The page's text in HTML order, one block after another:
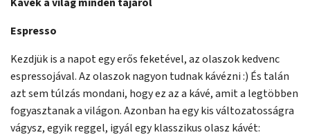
Espresso
Kezdjük is a napot egy erős feketével, az olaszok kedvenc
espressojával. Az olaszok nagyon tudnak kávézni :) És talán
azt sem túlzás mondani, hogy ez az a kávé, amit a legtöbben
fogyasztanak a világon. Azonban ha egy kis változatosságra
vágysz, egyik reggel, igyál egy klasszikus olasz kávét: